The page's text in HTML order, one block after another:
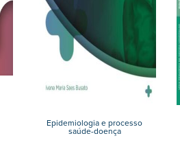
Epidemiologia e processo
saúde-doença